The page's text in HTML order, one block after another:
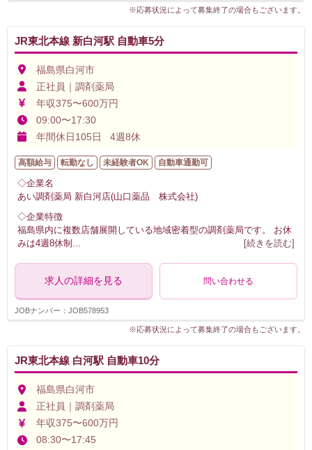
※応募状況によって募集終了の場合もございます。
JR東北本線 新白河駅 自動車5分
福島県白河市
正社員｜調剤薬局
年収375〜600万円
09:00〜17:30
年間休日105日 4週8休
高額給与 転勤なし 未経験者OK 自動車通勤可
◇企業名
あい調剤薬局 新白河店(山口薬品 株式会社)
◇企業特徴
福島県内に複数店舗展開している地域密着型の調剤薬局です。 お休
みは4週8休制
[続きを読む]
求人の詳細を見る 問い合わせる
JOBナンバー：JOB578953
※応募状況によって募集終了の場合もございます。
JR東北本線 白河駅 自動車10分
福島県白河市
正社員｜調剤薬局
年収375〜600万円
08:30〜17:45